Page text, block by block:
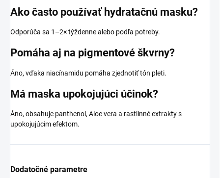
Ako často používať hydratačnú masku?
Odporúča sa 1–2× týždenne alebo podľa potreby.
Pomáha aj na pigmentové škvrny?
Áno, vďaka niacínamidu pomáha zjednotiť tón pleti.
Má maska upokojujúci účinok?
Áno, obsahuje panthenol, Aloe vera a rastlinné extrakty s
upokojujúcim efektom.
Dodatočné parametre